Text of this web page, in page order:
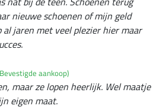
nieuwe schoenen of mijn geld
al jaren met veel plezier hier maar
aankoop)
maar ze lopen heerlijk. Wel maatje
eigen maat.